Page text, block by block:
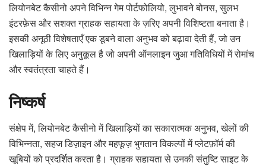
लियोनबेट कैसीनो अपने विभिन्न गेम पोर्टफोलियो, लुभावने बोनस, सुलभ
इंटरफ़ेस और सशक्त ग्राहक सहायता के ज़रिए अपनी विशिष्टता बनाता है।
इसकी अनूठी विशेषताएँ एक डूबने वाला अनुभव को बढ़ावा देती हैं, जो उन
खिलाड़ियों के लिए अनुकूल है जो अपनी ऑनलाइन जुआ गतिविधियों में रोमांच
और स्वतंत्रता चाहते हैं।
निष्कर्ष
संक्षेप में, लियोनबेट कैसीनो में खिलाड़ियों का सकारात्मक अनुभव, खेलों की
विभिन्नता, सहज डिज़ाइन और महफूज़ भुगतान विकल्पों में प्लेटफ़ॉर्म की
खूबियों को प्रदर्शित करता है। ग्राहक सहायता से उनकी संतुष्टि साइट के